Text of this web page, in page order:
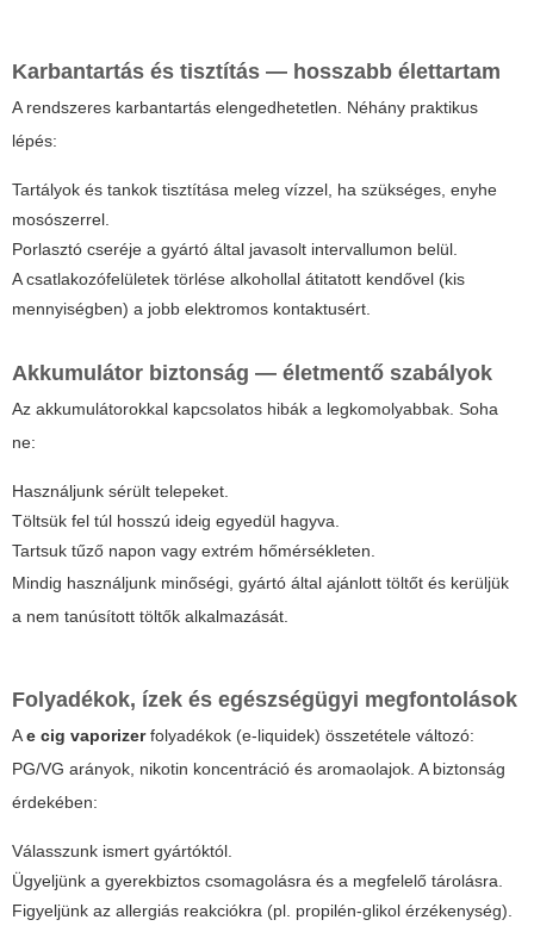
Karbantartás és tisztítás — hosszabb élettartam
A rendszeres karbantartás elengedhetetlen. Néhány praktikus
lépés:
Tartályok és tankok tisztítása meleg vízzel, ha szükséges, enyhe
mosószerrel.
Porlasztó cseréje a gyártó által javasolt intervallumon belül.
A csatlakozófelületek törlése alkohollal átitatott kendővel (kis
mennyiségben) a jobb elektromos kontaktusért.
Akkumulátor biztonság — életmentő szabályok
Az akkumulátorokkal kapcsolatos hibák a legkomolyabbak. Soha
ne:
Használjunk sérült telepeket.
Töltsük fel túl hosszú ideig egyedül hagyva.
Tartsuk tűző napon vagy extrém hőmérsékleten.
Mindig használjunk minőségi, gyártó által ajánlott töltőt és kerüljük
a nem tanúsított töltők alkalmazását.
Folyadékok, ízek és egészségügyi megfontolások
Ae cig vaporizerfolyadékok (e-liquidek) összetétele változó:
PG/VG arányok, nikotin koncentráció és aromaolajok. A biztonság
érdekében:
Válasszunk ismert gyártóktól.
Ügyeljünk a gyerekbiztos csomagolásra és a megfelelő tárolásra.
Figyeljünk az allergiás reakciókra (pl. propilén-glikol érzékenység).